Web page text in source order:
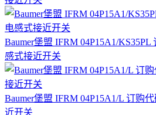
Baumer堡盟 IFRM 04P15A1/KS35PL
感式接近开关
Baumer堡盟 IFRM 04P15A1/L 订购
近开关